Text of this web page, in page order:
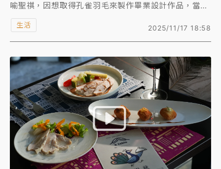
喻聖祺，因想取得孔雀羽毛來製作畢業設計作品，當起
半職業的孔雀獵人，希望扮演藍孔雀的天敵角色，而他
也利用孔雀羽毛，打造出精緻的耳環、項鍊等飾品，甚
至能做成燈飾，透過藍孔雀身上的資源，完成金門在地
2025/11/17 18:58
生活